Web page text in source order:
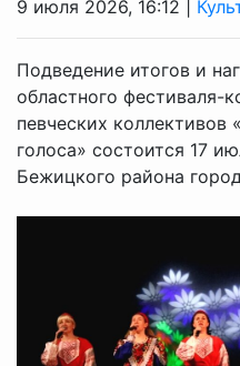
9 июля 2026, 16:12 |
Подведение итогов и
областного фестиваля-
певческих
голоса» состоится 17
Бежицкого района